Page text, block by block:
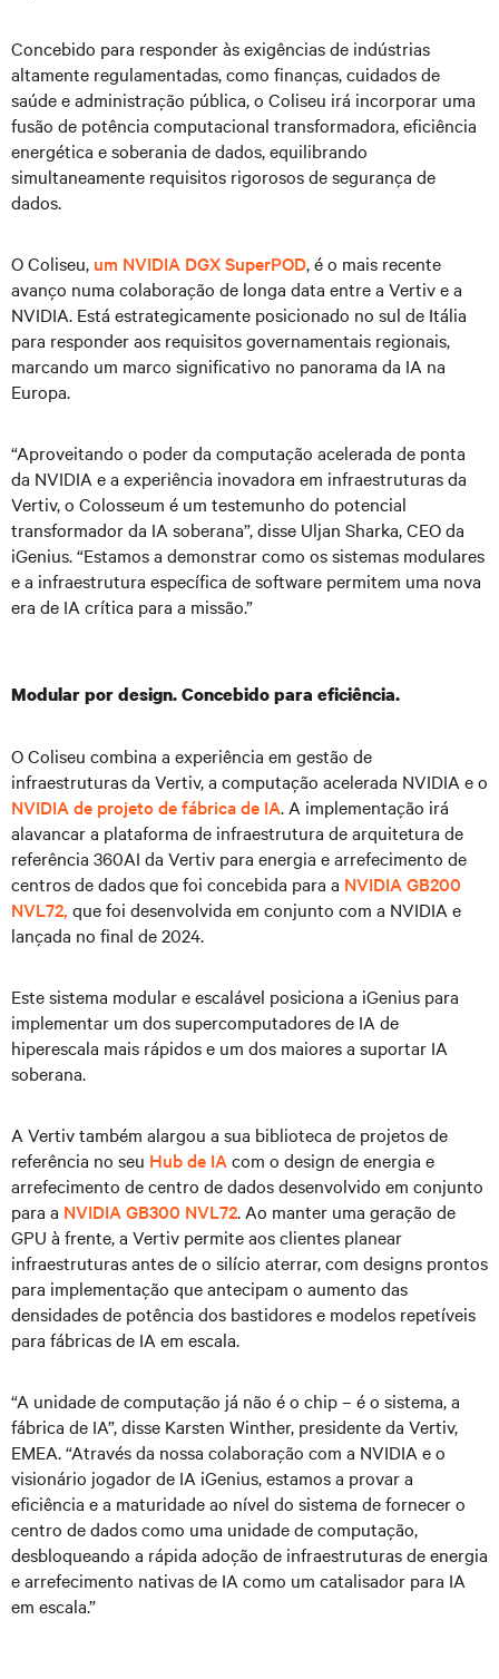
Concebido para responder às exigências de indústrias
altamente regulamentadas, como finanças, cuidados de
saúde e administração pública, o Coliseu irá incorporar uma
fusão de potência computacional transformadora, eficiência
energética e soberania de dados, equilibrando
simultaneamente requisitos rigorosos de segurança de
dados.
O Coliseu, um NVIDIA DGX SuperPOD, é o mais recente
avanço numa colaboração de longa data entre a Vertiv e a
NVIDIA. Está estrategicamente posicionado no sul de Itália
para responder aos requisitos governamentais regionais,
marcando um marco significativo no panorama da IA na
Europa.
“Aproveitando o poder da computação acelerada de ponta
da NVIDIA e a experiência inovadora em infraestruturas da
Vertiv, o Colosseum é um testemunho do potencial
transformador da IA soberana”, disse Uljan Sharka, CEO da
iGenius. “Estamos a demonstrar como os sistemas modulares
e a infraestrutura específica de software permitem uma nova
era de IA crítica para a missão.”
Modular por design. Concebido para eficiência.
O Coliseu combina a experiência em gestão de
infraestruturas da Vertiv, a computação acelerada NVIDIA e o
NVIDIA de projeto de fábrica de IA. A implementação irá
alavancar a plataforma de infraestrutura de arquitetura de
referência 360AI da Vertiv para energia e arrefecimento de
centros de dados que foi concebida para a NVIDIA GB200
NVL72, que foi desenvolvida em conjunto com a NVIDIA e
lançada no final de 2024.
Este sistema modular e escalável posiciona a iGenius para
implementar um dos supercomputadores de IA de
hiperescala mais rápidos e um dos maiores a suportar IA
soberana.
A Vertiv também alargou a sua biblioteca de projetos de
referência no seu Hub de IA com o design de energia e
arrefecimento de centro de dados desenvolvido em conjunto
para a NVIDIA GB300 NVL72. Ao manter uma geração de
GPU à frente, a Vertiv permite aos clientes planear
infraestruturas antes de o silício aterrar, com designs prontos
para implementação que antecipam o aumento das
densidades de potência dos bastidores e modelos repetíveis
para fábricas de IA em escala.
“A unidade de computação já não é o chip – é o sistema, a
fábrica de IA”, disse Karsten Winther, presidente da Vertiv,
EMEA. “Através da nossa colaboração com a NVIDIA e o
visionário jogador de IA iGenius, estamos a provar a
eficiência e a maturidade ao nível do sistema de fornecer o
centro de dados como uma unidade de computação,
desbloqueando a rápida adoção de infraestruturas de energia
e arrefecimento nativas de IA como um catalisador para IA
em escala.”